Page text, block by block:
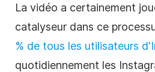
La vidéo a certainement
catalyseur dans ce
% de tous les utilisateurs d'
quotidiennement les